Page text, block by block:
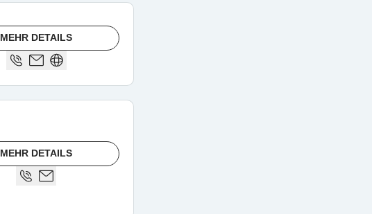
MEHR DETAILS
MEHR DETAILS